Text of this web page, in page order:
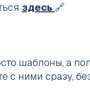
здесь 🔗
шаблоны, а
с ними сразу,